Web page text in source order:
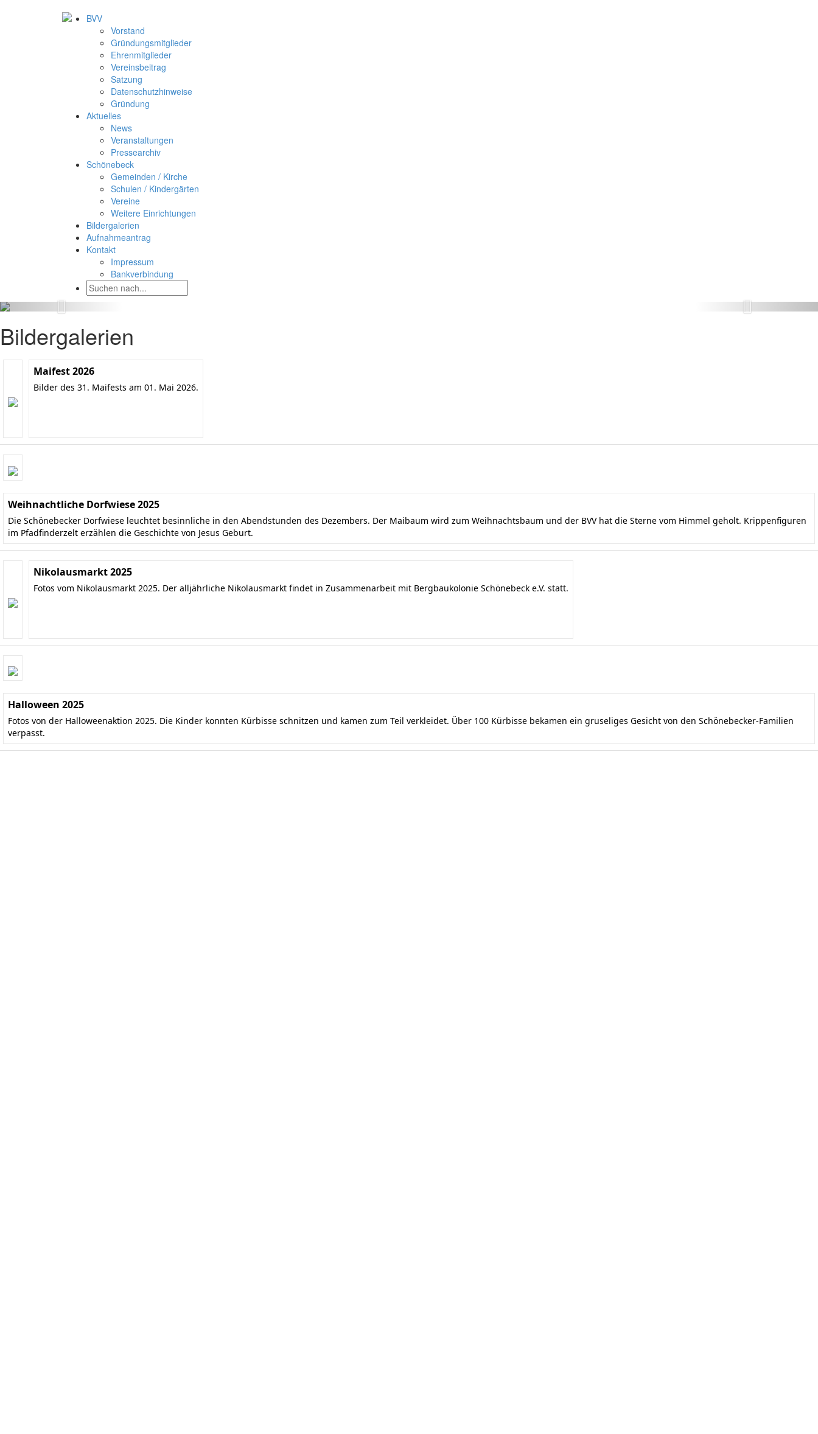
BVV
Vorstand
Gründungsmitglieder
Ehrenmitglieder
Vereinsbeitrag
Satzung
Datenschutzhinweise
Gründung
Aktuelles
News
Veranstaltungen
Pressearchiv
Schönebeck
Gemeinden / Kirche
Schulen / Kindergärten
Vereine
Weitere Einrichtungen
Bildergalerien
Aufnahmeantrag
Kontakt
Impressum
Bankverbindung
Bildergalerien
Maifest 2026
Bilder des 31. Maifests am 01. Mai 2026.
Weihnachtliche Dorfwiese 2025
Die Schönebecker Dorfwiese leuchtet besinnliche in den Abendstunden des Dezembers. Der Maibaum wird zum Weihnachtsbaum und der BVV hat die Sterne vom Himmel geholt. Krippenfiguren
im Pfadfinderzelt erzählen die Geschichte von Jesus Geburt.
Nikolausmarkt 2025
Fotos vom Nikolausmarkt 2025. Der alljährliche Nikolausmarkt findet in Zusammenarbeit mit Bergbaukolonie Schönebeck e.V. statt.
Halloween 2025
Fotos von der Halloweenaktion 2025. Die Kinder konnten Kürbisse schnitzen und kamen zum Teil verkleidet. Über 100 Kürbisse bekamen ein gruseliges Gesicht von den Schönebecker-Familien
verpasst.